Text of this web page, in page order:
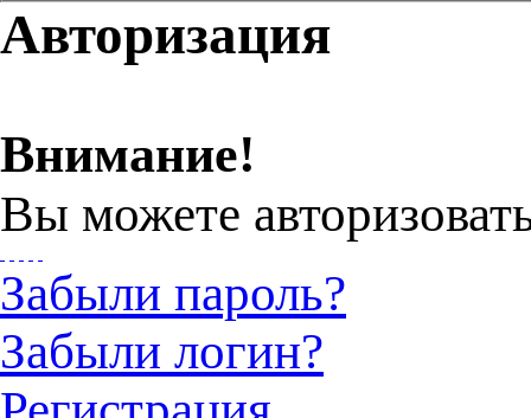
Авторизация
Внимание!
Вы можете
Забыли пароль?
Забыли логин?